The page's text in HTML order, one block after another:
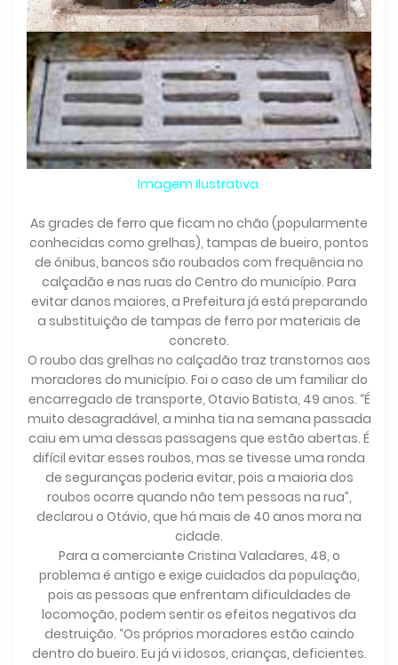
Imagem Ilustrativa.
As grades de ferro que ficam no chão (popularmente
conhecidas como grelhas), tampas de bueiro, pontos
de ônibus, bancos são roubados com frequência no
calçadão e nas ruas do Centro do município. Para
evitar danos maiores, a Prefeitura já está preparando
a substituição de tampas de ferro por materiais de
concreto.
O roubo das grelhas no calçadão traz transtornos aos
moradores do município. Foi o caso de um familiar do
encarregado de transporte, Otavio Batista, 49 anos. “É
muito desagradável, a minha tia na semana passada
caiu em uma dessas passagens que estão abertas. É
difícil evitar esses roubos, mas se tivesse uma ronda
de seguranças poderia evitar, pois a maioria dos
roubos ocorre quando não tem pessoas na rua”,
declarou o Otávio, que há mais de 40 anos mora na
cidade.
Para a comerciante Cristina Valadares, 48, o
problema é antigo e exige cuidados da população,
pois as pessoas que enfrentam dificuldades de
locomoção, podem sentir os efeitos negativos da
destruição. “Os próprios moradores estão caindo
dentro do bueiro. Eu já vi idosos, crianças, deficientes.